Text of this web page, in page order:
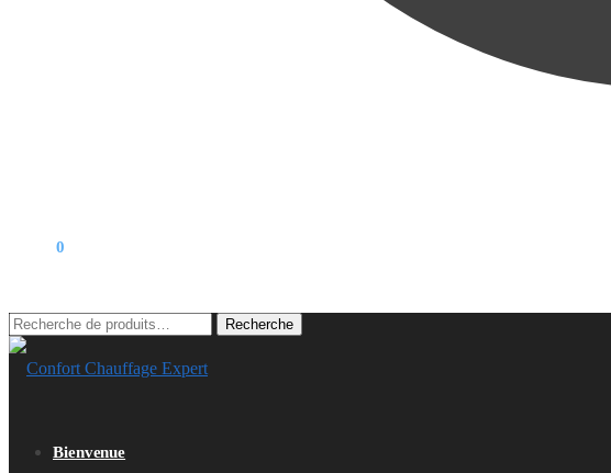
0
Recherche
pour :
Recherche
Bienvenue